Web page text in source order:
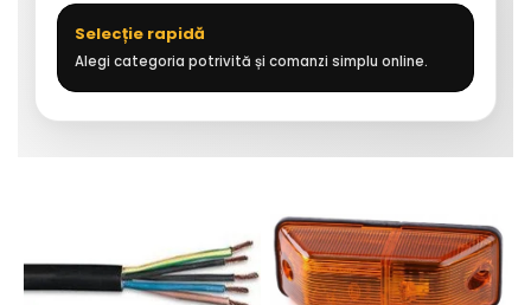
Selecție rapidă
Alegi categoria potrivită și comanzi simplu online.